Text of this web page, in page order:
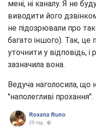
мені, ні каналу. Я не
виводити його
не підозрювали про
багато іншого). Так, це
уточнити у відповідь,
зазначила вона.
Ведуча наголосила, що
"наполегливі прохання".